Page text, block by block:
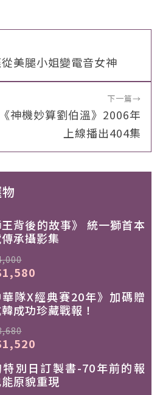
美腿小姐變電音女神
下一篇→
神機妙算劉伯溫》2006年
上線播出404集
王背後的故事》 統一獅首本
承攝影集
華隊X經典賽20年》加碼贈
成功珍藏戰報！
特別日訂製書-70年前的報
原貌重現